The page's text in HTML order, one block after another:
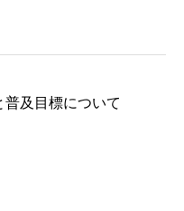
及目標について